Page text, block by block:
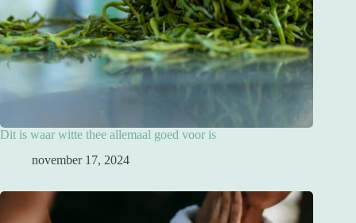
Dit is waar witte thee allemaal goed voor is
november 17, 2024